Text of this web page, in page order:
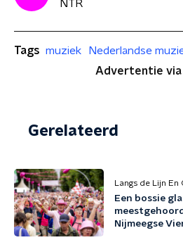
NTR
Tags muziek Nederlandse
Advertentie via
Gerelateerd
Langs de Lijn En
Een bossie
Nijmeegse